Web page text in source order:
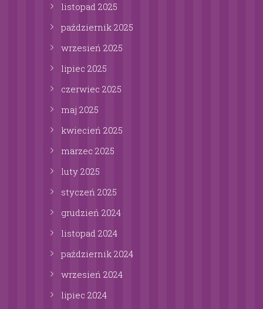
listopad 2025
październik 2025
wrzesień 2025
lipiec 2025
czerwiec 2025
maj 2025
kwiecień 2025
marzec 2025
luty 2025
styczeń 2025
grudzień 2024
listopad 2024
październik 2024
wrzesień 2024
lipiec 2024